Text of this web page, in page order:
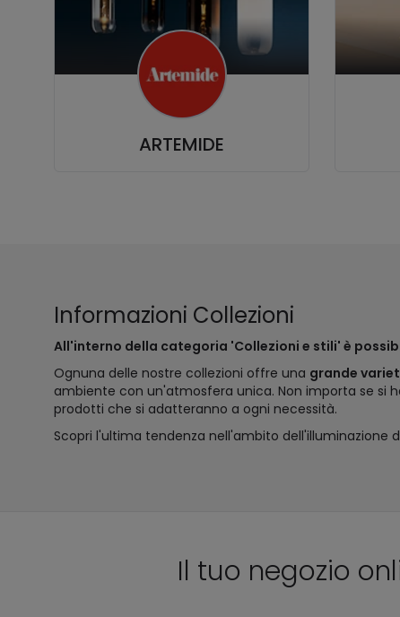
ARTEMIDE
Informazioni Collezioni
All'interno della categoria 'Collezioni e stili' è
Ognuna delle nostre collezioni offre una grande
ambiente con un'atmosfera unica. Non importa se si
prodotti che si adatteranno a ogni necessità.
Scopri l'ultima tendenza nell'ambito dell'illuminazione
Il tuo negozio